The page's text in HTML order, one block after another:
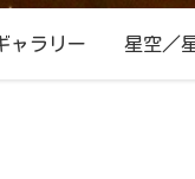
ャラリー